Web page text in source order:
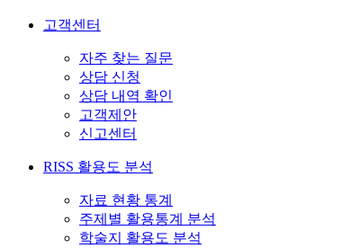
고객센터
자주 찾는 질문
상담 신청
상담 내역 확인
고객제안
신고센터
RISS 활용도 분석
자료 현황 통계
주제별 활용통계 분석
학술지 활용도 분석